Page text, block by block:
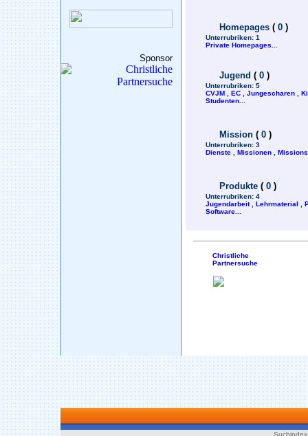
Sponsor
Homepages ( 0 )
Unterrubriken: 1
Private Homepages
Jugend ( 0 )
Unterrubriken: 5
CVJM
EC Jungescharen
Studenten
Mission ( 0 )
Unterrubriken: 3
Dienste
Missionen
Produkte ( 0 )
Unterrubriken: 4
Jugendarbeit, Lehrmaterial
Software
Christliche
Partnersuche